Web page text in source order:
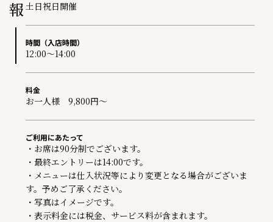
土日祝日開催
時間（入店時間）
12:00～14:00
料金
お一人様 9,800円～
ご利用にあたって
・お席は90分制でございます。
・最終エントリーは14:00です。
・メニューは仕入状況等により変更となる場合がございま
す。予めご了承ください。
・写真はイメージです。
・表示料金には税金、サービス料が含まれます。